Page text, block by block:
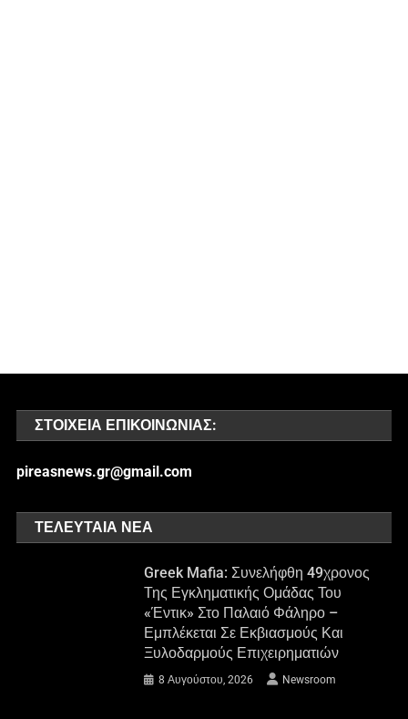
ΣΤΟΙΧΕΊΑ ΕΠΙΚΟΙΝΩΝΊΑΣ:
pireasnews.gr@gmail.com
ΤΕΛΕΥΤΑΊΑ ΝΈΑ
Greek Mafia: Συνελήφθη 49χρονος
Της Εγκληματικής Ομάδας Του
«Έντικ» Στο Παλαιό Φάληρο –
Εμπλέκεται Σε Εκβιασμούς Και
Ξυλοδαρμούς Επιχειρηματιών
8 Αυγούστου, 2026 Newsroom